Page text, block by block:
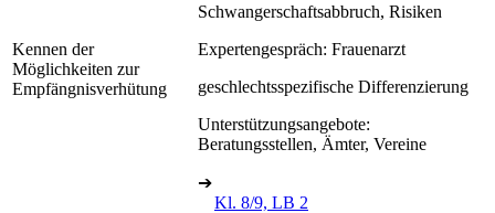
Kennen der
Möglichkeiten zur
Empfängnisverhütung
Schwangerschaftsabbruch, Risiken
Expertengespräch: Frauenarzt
geschlechtsspezifische Differenzierung
Unterstützungsangebote:
Beratungsstellen, Ämter, Vereine
➔
Kl. 8/9, LB 2